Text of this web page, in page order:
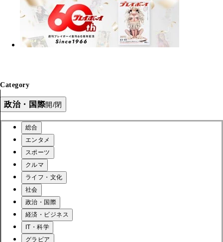
Category
政治・国際開/閉
総合
エンタメ
スポーツ
クルマ
ライフ・文化
社会
政治・国際
経済・ビジネス
IT・科学
グラビア